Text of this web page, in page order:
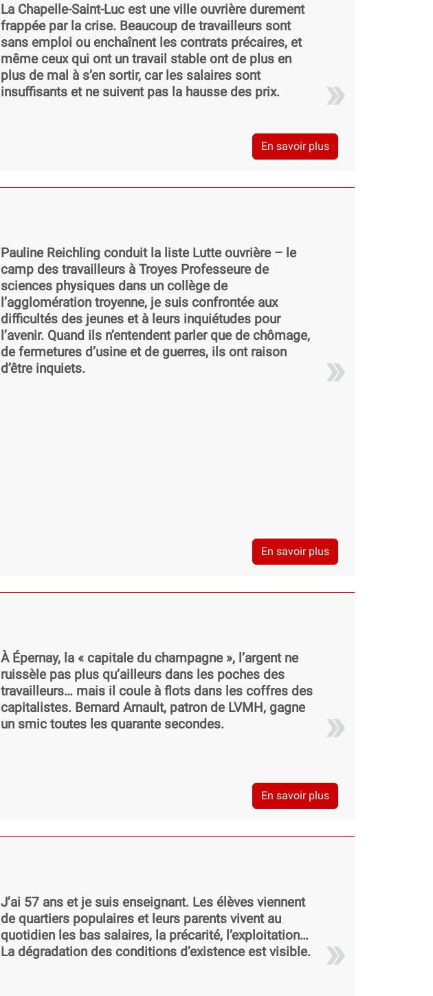
La Chapelle-Saint-Luc est une ville ouvrière durement
frappée par la crise. Beaucoup de travailleurs sont
sans emploi ou enchaînent les contrats précaires, et
même ceux qui ont un travail stable ont de plus en
plus de mal à s’en sortir, car les salaires sont
insuffisants et ne suivent pas la hausse des prix.
En savoir plus
Pauline Reichling conduit la liste Lutte ouvrière – le
camp des travailleurs à Troyes Professeure de
sciences physiques dans un collège de
l’agglomération troyenne, je suis confrontée aux
difficultés des jeunes et à leurs inquiétudes pour
l’avenir. Quand ils n’entendent parler que de chômage,
de fermetures d’usine et de guerres, ils ont raison
d’être inquiets.
En savoir plus
À Épernay, la « capitale du champagne », l’argent ne
ruissèle pas plus qu’ailleurs dans les poches des
travailleurs… mais il coule à flots dans les coffres des
capitalistes. Bernard Arnault, patron de LVMH, gagne
un smic toutes les quarante secondes.
En savoir plus
J’ai 57 ans et je suis enseignant. Les élèves viennent
de quartiers populaires et leurs parents vivent au
quotidien les bas salaires, la précarité, l’exploitation…
La dégradation des conditions d’existence est visible.